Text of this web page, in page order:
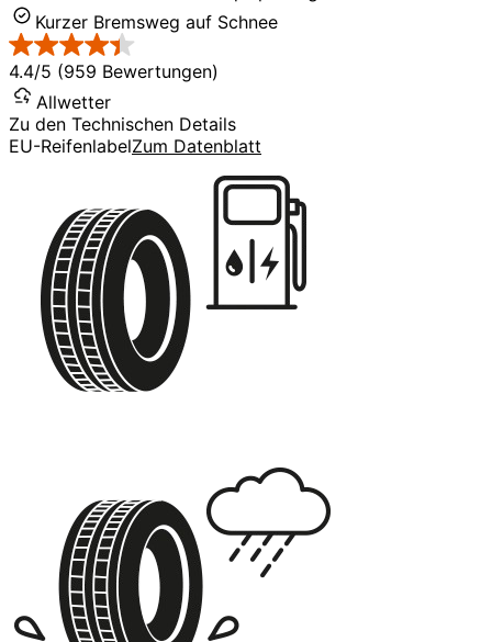
Kurzer Bremsweg auf Schnee
4.4/5 (959 Bewertungen)
Allwetter
Zu den Technischen Details
EU-ReifenlabelZum Datenblatt